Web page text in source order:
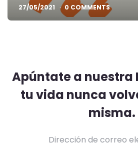
27/05/2021 0 COMMENTS
Apúntate a nuestra
tu vida nunca
misma.
Dirección de correo